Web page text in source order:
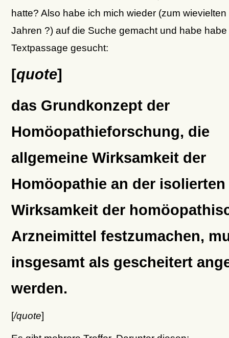
hatte? Also habe ich mich wieder (zum
Jahren ?) auf die Suche gemacht und habe habe
Textpassage gesucht:
[quote]
das Grundkonzept der
Homöopathieforschung, die
allgemeine Wirksamkeit der
Homöopathie an der isolierten
Wirksamkeit der
Arzneimittel festzumachen,
insgesamt als gescheitert
werden.
[/quote]